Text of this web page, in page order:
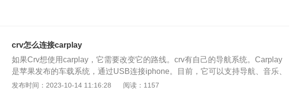
crv怎么连接carplay
如果Crv想使用carplay，它需要改变它的路线。crv有自己的导航系统。Carplay
是苹果发布的车载系统，通过USB连接iphone。目前，它可以支持导航、音乐、
电话、短信、播客和有声读物等功能。Carplay中的所有功能都与手机链接，所有
发布时间：2023-10-14 11:16:28 阅读：1157